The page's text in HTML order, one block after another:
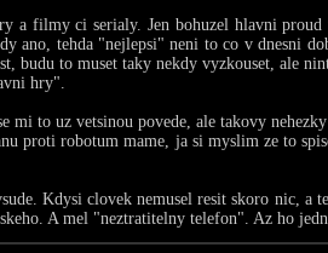
a filmy ci serialy. Jen bohuzel hlavni
ano, tehda "nejlepsi" neni to co v dnesni
budu to muset taky nekdy vyzkouset, ale
hry".
mi to uz vetsinou povede, ale takovy
proti robotum mame, ja si myslim ze to
Kdysi clovek nemusel resit skoro nic, a
A mel "neztratitelny telefon". Az ho